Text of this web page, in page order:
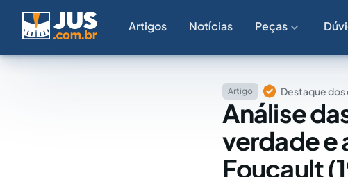
Artigos Notícias Peças
Artigo Destaque
Análise
verdade e
Foucault